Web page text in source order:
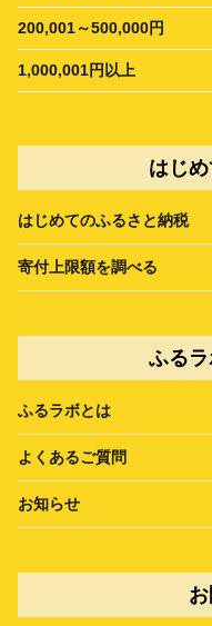
200,001～500,000円
1,000,001円以上
はじ
はじめてのふるさと納税
寄付上限額を調べる
ふる
ふるラボとは
よくあるご質問
お知らせ